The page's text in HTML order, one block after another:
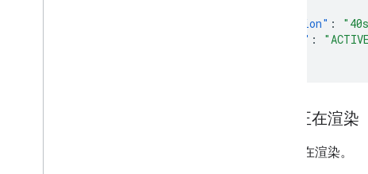
"duration" :
"state" :
视频正在渲染
视频正在渲染。